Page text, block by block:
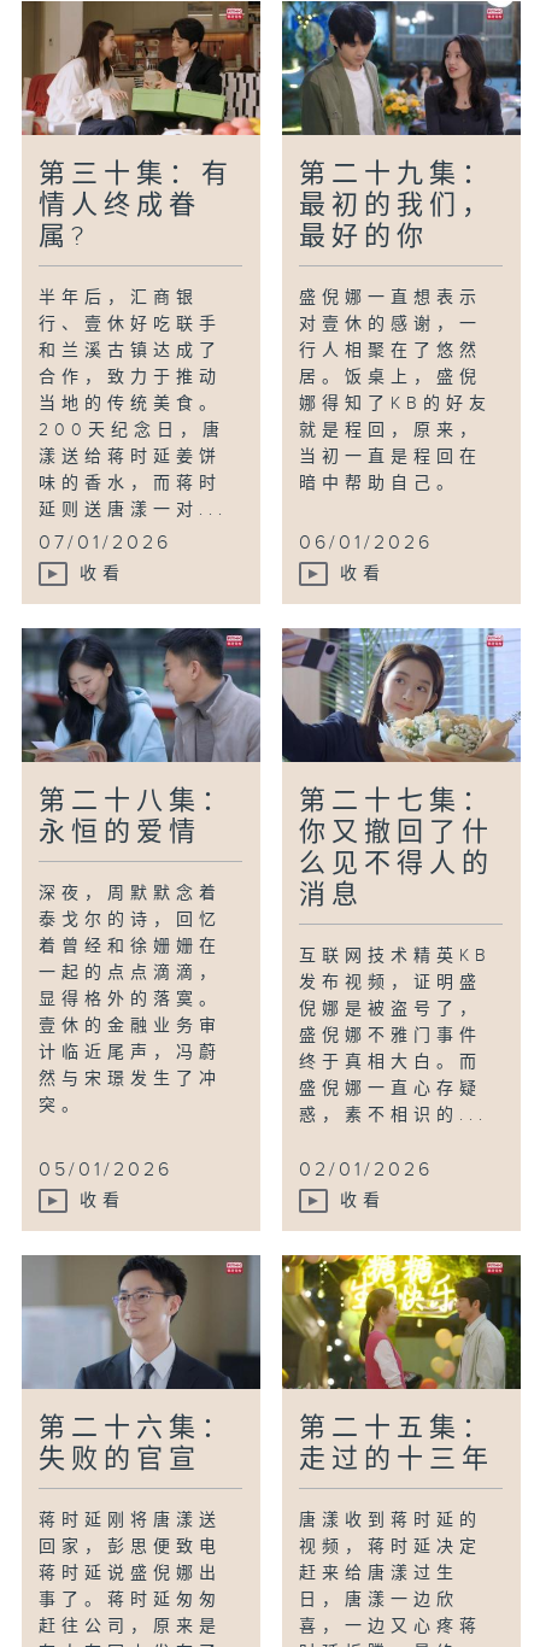
第三十集：有
情人终成眷
属?
半年后，汇商银
行、壹休好吃联手
和兰溪古镇达成了
合作，致力于推动
当地的传统美食。
200天纪念日，唐
漾送给蒋时延姜饼
味的香水，而蒋时
延则送唐漾一对...
07/01/2026
收看
第二十九集：
最初的我们，
最好的你
盛倪娜一直想表示
对壹休的感谢，一
行人相聚在了悠然
居。饭桌上，盛倪
娜得知了KB的好友
就是程回，原来，
当初一直是程回在
暗中帮助自己。
06/01/2026
收看
第二十八集：
永恒的爱情
深夜，周默默念着
泰戈尔的诗，回忆
着曾经和徐姗姗在
一起的点点滴滴，
显得格外的落寞。
壹休的金融业务审
计临近尾声，冯蔚
然与宋璟发生了冲
突。
05/01/2026
收看
第二十七集：
你又撤回了什
么见不得人的
消息
互联网技术精英KB
发布视频，证明盛
倪娜是被盗号了，
盛倪娜不雅门事件
终于真相大白。而
盛倪娜一直心存疑
惑，素不相识的...
02/01/2026
收看
第二十六集：
失败的官宣
蒋时延刚将唐漾送
回家，彭思便致电
蒋时延说盛倪娜出
事了。蒋时延匆匆
赶往公司，原来是
第二十五集：
走过的十三年
唐漾收到蒋时延的
视频，蒋时延决定
赶来给唐漾过生
日，唐漾一边欣
喜，一边又心疼蒋